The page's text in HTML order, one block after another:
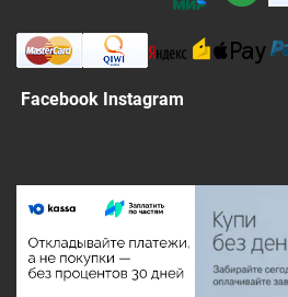
Facebook Instagram